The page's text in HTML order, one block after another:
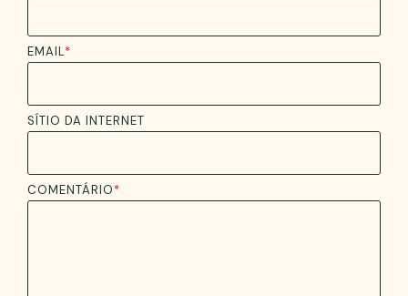
EMAIL*
SÍTIO DA INTERNET
COMENTÁRIO*